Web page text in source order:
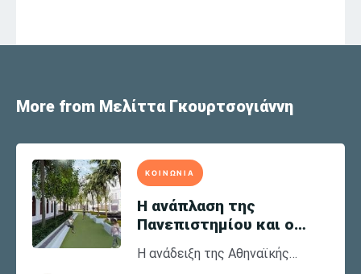
More from Μελίττα Γκουρτσογιάννη
ΚΟΙΝΩΝΙΑ
Η ανάπλαση της
Πανεπιστημίου και ο
μεγάλος περίπατος των
Αθηναίων
Η ανάδειξη της Αθηναϊκής